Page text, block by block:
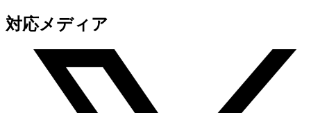
対応メディア